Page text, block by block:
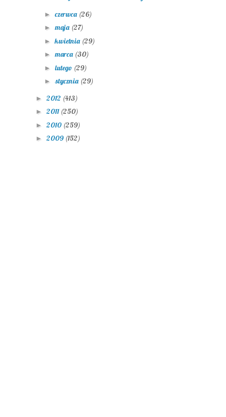
►czerwca (26)
►maja (27)
►kwietnia (29)
►marca (30)
► lutego (29)
► stycznia (29)
► 2012 (413)
► 2011 (250)
► 2010 (259)
► 2009 (152)